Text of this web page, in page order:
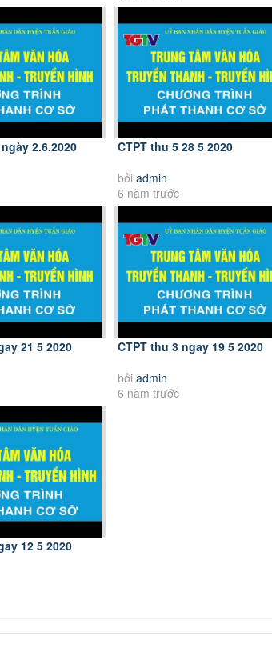
2.6.2020
CTPT thu 5 28 5 2020
bởi admin
6 năm trước
21 5 2020
CTPT thu 3 ngay 19 5 2020
bởi admin
6 năm trước
12 5 2020